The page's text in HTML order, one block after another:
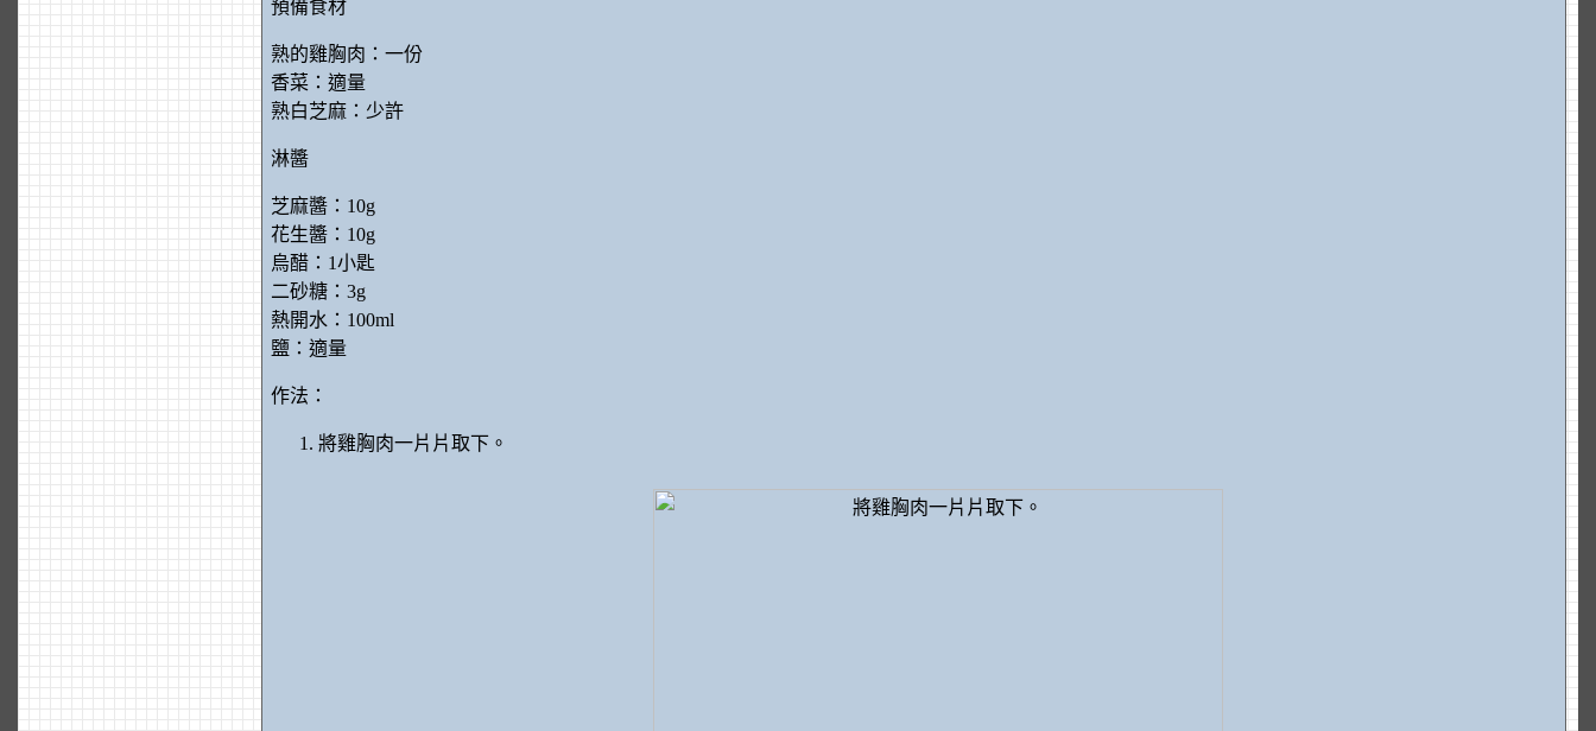
預備食材
熟的雞胸肉：一份
香菜：適量
熟白芝麻：少許
淋醬
芝麻醬：10g
花生醬：10g
烏醋：1小匙
二砂糖：3g
熱開水：100ml
鹽：適量
作法：
將雞胸肉一片片取下。